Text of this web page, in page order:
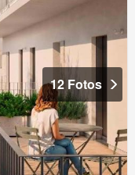
12 Fotos